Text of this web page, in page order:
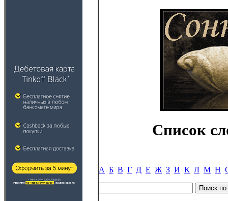
Список
А Б В Г Д Е Ж З И К Л М Н